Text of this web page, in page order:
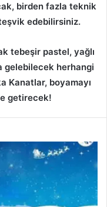
birden fazla teknik
edebilirsiniz.
tebeşir pastel, yağlı
gelebilecek herhangi
Kanatlar, boyamayı
getirecek!